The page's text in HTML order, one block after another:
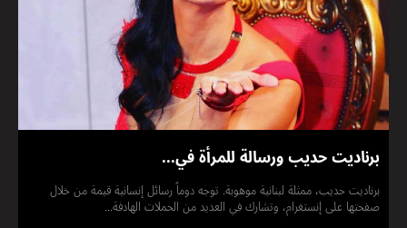
برناديت حديب ورسالة للمرأة في...
برناديت حديب، ممثلة لبنانية موهوبة. توجه دوماً رسائل إنسانية قيمة من خلال
صفحتها على إنستغرام، وتشارك في العديد من الحملات الهادفة...